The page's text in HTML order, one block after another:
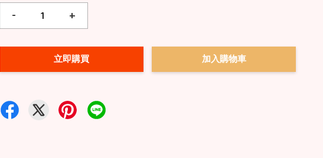
- +
立即購買 加入購物車